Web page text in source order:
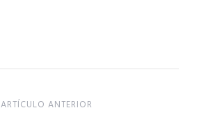
ARTÍCULO ANTERIOR